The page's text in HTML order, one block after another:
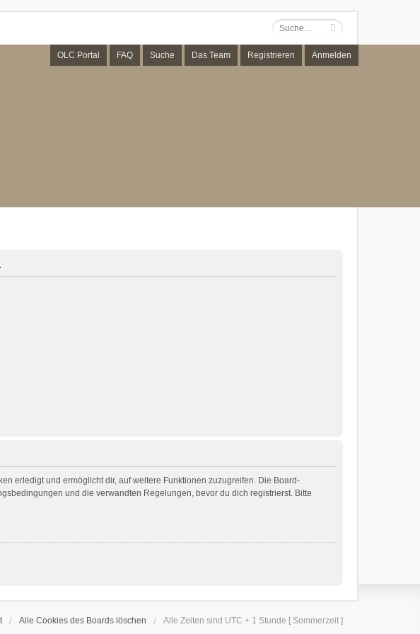
OLC Portal FAQ Suche Das Team Registrieren Anmelden
erledigt und ermöglicht dir, auf weitere Funktionen zuzugreifen. Die Board-
und die verwandten Regelungen, bevor du dich registrierst. Bitte
Alle Cookies des Boards löschen Alle Zeiten sind UTC + 1 Stunde [ Sommerzeit ]